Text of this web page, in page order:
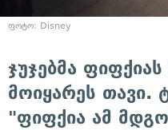
ფოტო: Disney
ჯუჯებმა
მოიყარეს თავი.
"ფიფქია ამ